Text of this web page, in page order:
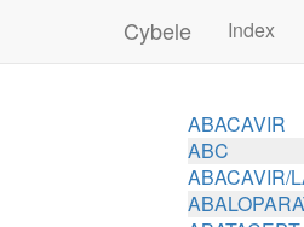
Cybele Index
ABACAVIR
ABC
ABACAVIR/